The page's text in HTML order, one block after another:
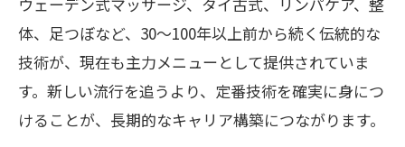
体、足つぼなど、30〜100年以上前から続く伝統的な
技術が、現在も主力メニューとして提供されていま
す。新しい流行を追うより、定番技術を確実に身につ
けることが、長期的なキャリア構築につながります。